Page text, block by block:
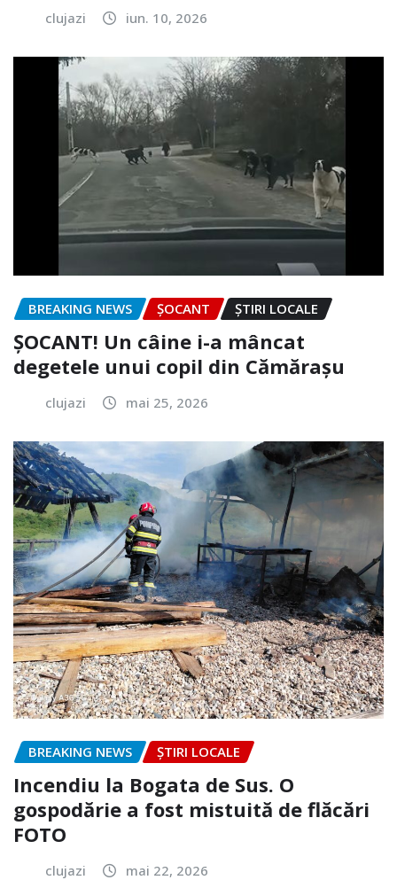
clujazi iun. 10, 2026
BREAKING NEWS ȘOCANT ȘTIRI LOCALE
ȘOCANT! Un câine i-a mâncat
degetele unui copil din Cămărașu
clujazi mai 25, 2026
BREAKING NEWS ȘTIRI LOCALE
Incendiu la Bogata de Sus. O
gospodărie a fost mistuită de flăcări
FOTO
clujazi mai 22, 2026